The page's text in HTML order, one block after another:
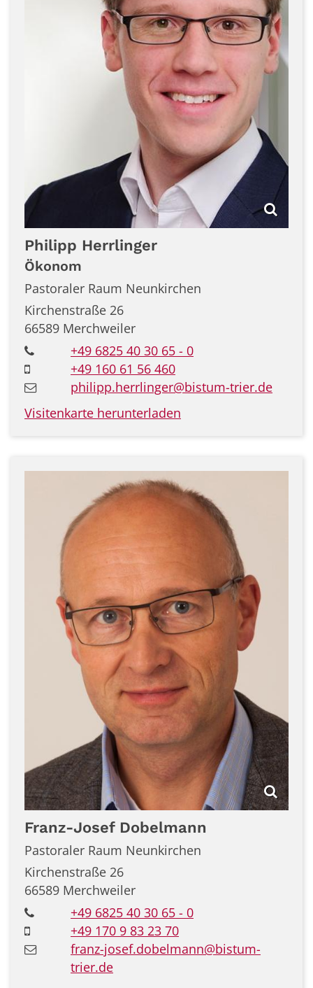
Philipp Herrlinger
Ökonom
Pastoraler Raum Neunkirchen
Kirchenstraße 26
66589 Merchweiler
+49 6825 40 30 65 - 0
+49 160 61 56 460
philipp.herrlinger@bistum-trier.de
Visitenkarte herunterladen
Franz-JosefDobelmann
Pastoraler Raum Neunkirchen
Kirchenstraße 26
66589 Merchweiler
+49 6825 40 30 65 - 0
+49 170 9 83 23 70
franz-josef.dobelmann@bistum-
trier.de